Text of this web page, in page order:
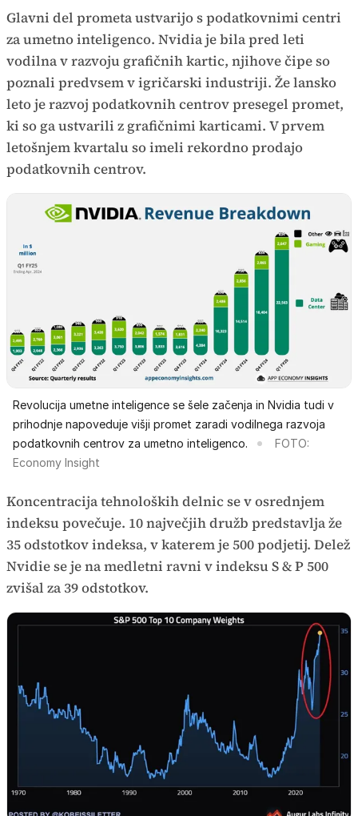
Glavni del prometa ustvarijo s podatkovnimi centri
za umetno inteligenco. Nvidia je bila pred leti
vodilna v razvoju grafičnih kartic, njihove čipe so
poznali predvsem v igričarski industriji. Že lansko
leto je razvoj podatkovnih centrov presegel promet,
ki so ga ustvarili z grafičnimi karticami. V prvem
letošnjem kvartalu so imeli rekordno prodajo
podatkovnih centrov.
Revolucija umetne inteligence se šele začenja in Nvidia tudi v
prihodnje napoveduje višji promet zaradi vodilnega razvoja
podatkovnih centrov za umetno inteligenco.
FOTO:
Economy Insight
Koncentracija tehnoloških delnic se v osrednjem
indeksu povečuje. 10 največjih družb predstavlja že
35 odstotkov indeksa, v katerem je 500 podjetij. Delež
Nvidie se je na medletni ravni v indeksu S & P 500
zvišal za 39 odstotkov.